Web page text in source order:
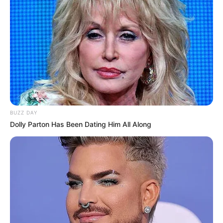
Taunus Wunderland in Schlangenbad
Ein großer im Wald liegender Familien-
Freizeitpark, in denen Karussells,
Spielgeräte und Fahrgeschäfte für Spiel,
Spaß, Spannung und Action sorgen. Es gibt aber auch
noch weitere Attraktionen, wie einen Streichelzoo und
eine Papageienwelt, die den Besuchern Abwechslung
und Unterhaltung bieten.
Burgruine Schloss Dhaun
Kellergewölbe können auf der oberhalb
des Kellenbachtals stehenden Burg
erkundet werden, in deren Mitte im 18. Jahrhundert für den
Wildgrafen ein Barockschloss erbaut wurde. Dieses
wurde 1970 in vereinfachter Form erneuert.
Marksburg
BUZZ DAY
Dolly Parton Has Been Dating Him All Along